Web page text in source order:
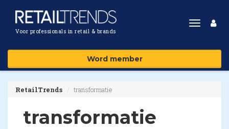
Voor professionals in retail & brands
Toggle
Word member
RetailTrends transformatie
transformatie